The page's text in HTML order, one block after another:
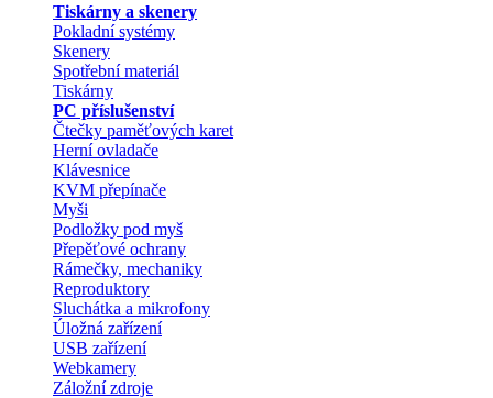
Tiskárny a skenery
Pokladní systémy
Skenery
Spotřební materiál
Tiskárny
PC příslušenství
Čtečky paměťových karet
Herní ovladače
Klávesnice
KVM přepínače
Myši
Podložky pod myš
Přepěťové ochrany
Rámečky, mechaniky
Reproduktory
Sluchátka a mikrofony
Úložná zařízení
USB zařízení
Webkamery
Záložní zdroje